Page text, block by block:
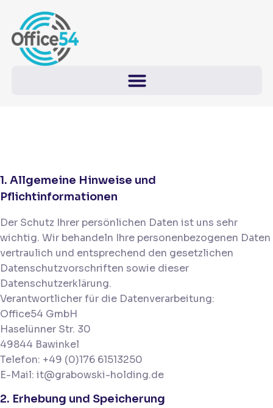
1. Allgemeine Hinweise und
Pflichtinformationen
Der Schutz Ihrer persönlichen Daten ist uns sehr
wichtig. Wir behandeln Ihre personenbezogenen Daten
vertraulich und entsprechend den gesetzlichen
Datenschutzvorschriften sowie dieser
Datenschutzerklärung.
Verantwortlicher für die Datenverarbeitung:
Office54 GmbH
Haselünner Str. 30
49844 Bawinkel
Telefon: +49 (0)176 61513250
E-Mail: it@grabowski-holding.de
2. Erhebung und Speicherung